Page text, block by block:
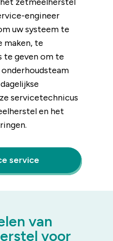
engineer
uw systeem te
maken, te
te geven om te
servicetechnicus
en het
service
van
voor